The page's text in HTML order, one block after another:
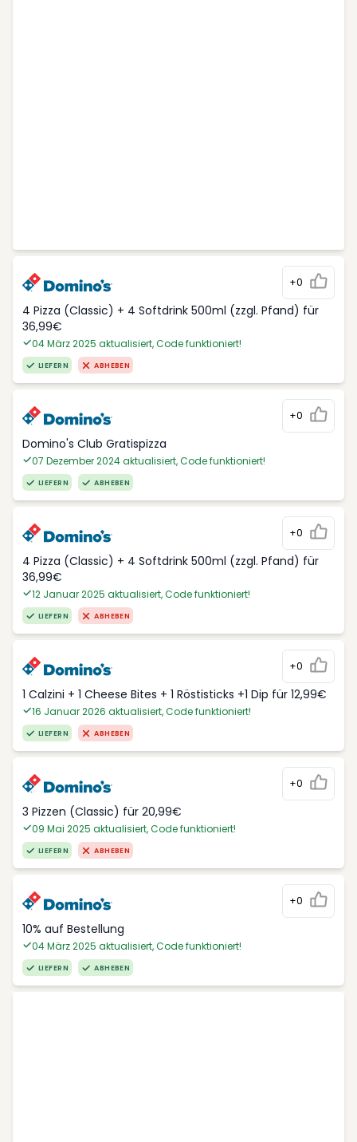
+0
4 Pizza (Classic) + 4 Softdrink 500ml (zzgl. Pfand) für
36,99€
04 März 2025 aktualisiert, Code funktioniert!
LIEFERN ABHEBEN
+0
Domino's Club Gratispizza
07 Dezember 2024 aktualisiert, Code funktioniert!
LIEFERN ABHEBEN
+0
4 Pizza (Classic) + 4 Softdrink 500ml (zzgl. Pfand) für
36,99€
12 Januar 2025 aktualisiert, Code funktioniert!
LIEFERN ABHEBEN
+0
1 Calzini + 1 Cheese Bites + 1 Röstisticks +1 Dip für 12,99€
16 Januar 2026 aktualisiert, Code funktioniert!
LIEFERN ABHEBEN
+0
3 Pizzen (Classic) für 20,99€
09 Mai 2025 aktualisiert, Code funktioniert!
LIEFERN ABHEBEN
+0
10% auf Bestellung
04 März 2025 aktualisiert, Code funktioniert!
LIEFERN ABHEBEN